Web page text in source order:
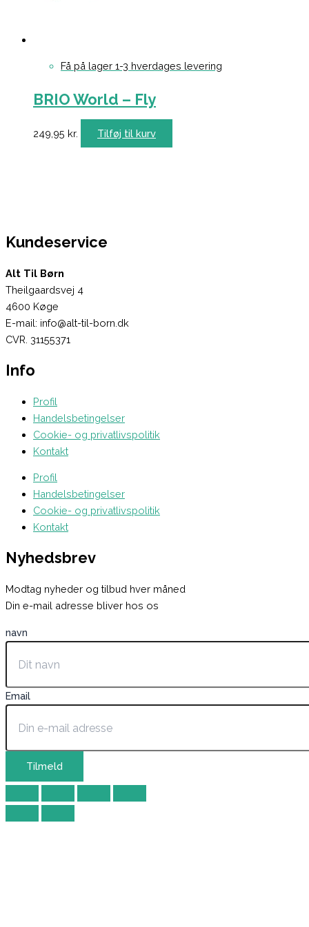
Få på lager 1-3 hverdages levering
BRIO World – Fly
249,95 kr. Tilføj til kurv
Kundeservice
Alt Til Børn
Theilgaardsvej 4
4600 Køge
E-mail: info@alt-til-born.dk
CVR. 31155371
Info
Profil
Handelsbetingelser
Cookie- og privatlivspolitik
Kontakt
Profil
Handelsbetingelser
Cookie- og privatlivspolitik
Kontakt
Nyhedsbrev
Modtag nyheder og tilbud hver måned
Din e-mail adresse bliver hos os
navn
Email
Tilmeld